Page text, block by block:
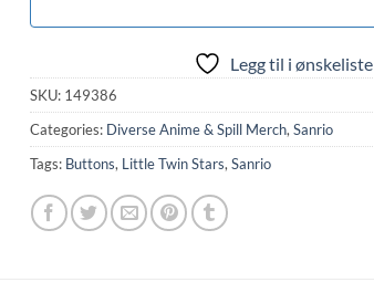
Legg til i ønskeliste
SKU: 149386
Categories: Diverse Anime & Spill Merch,Sanrio
Tags: Buttons, Little Twin Stars,Sanrio